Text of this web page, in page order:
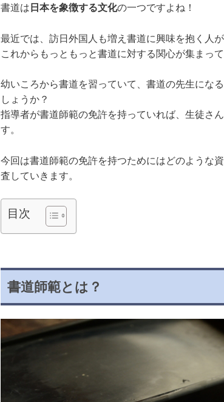
書道は 日本を象徴する文化の一つですよね！
最近では、訪日外国人も増え書道に興味を抱く人
これからもっともっと書道に対する関心が集まっ
幼いころから書道を習っていて、書道の先生にな
しょうか？
指導者が書道師範の免許を持っていれば、生徒さ
す。
今回は書道師範の免許を持つためにはどのような
査していきます。
目次
書道師範とは？